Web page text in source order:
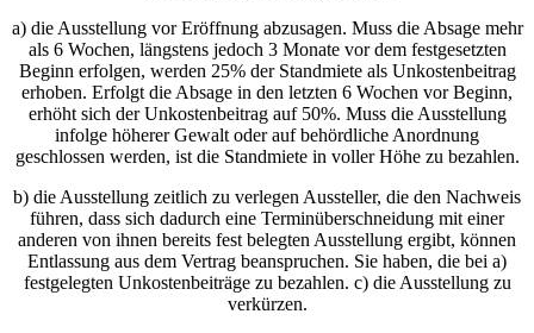
a) die Ausstellung vor Eröffnung abzusagen. Muss die Absage mehr
als 6 Wochen, längstens jedoch 3 Monate vor dem festgesetzten
Beginn erfolgen, werden 25% der Standmiete als Unkostenbeitrag
erhoben. Erfolgt die Absage in den letzten 6 Wochen vor Beginn,
erhöht sich der Unkostenbeitrag auf 50%. Muss die Ausstellung
infolge höherer Gewalt oder auf behördliche Anordnung
geschlossen werden, ist die Standmiete in voller Höhe zu bezahlen.
b) die Ausstellung zeitlich zu verlegen Aussteller, die den Nachweis
führen, dass sich dadurch eine Terminüberschneidung mit einer
anderen von ihnen bereits fest belegten Ausstellung ergibt, können
Entlassung aus dem Vertrag beanspruchen. Sie haben, die bei a)
festgelegten Unkostenbeiträge zu bezahlen. c) die Ausstellung zu
verkürzen.